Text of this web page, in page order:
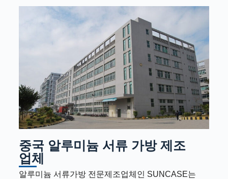
중국 알루미늄 서류 가방 제조
업체
알루미늄 서류가방 전문제조업체인 SUNCASE는